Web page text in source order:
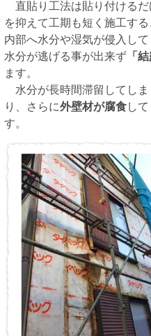
直貼り工法は貼り付けるだ
を抑えて工期も短く施工す
内部へ水分や湿気が侵入し
水分が逃げる事が出来ず「結
ます。
水分が長時間滞留してし
り、さらに外壁材が腐食して
す。